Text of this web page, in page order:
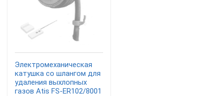
Электромеханическая
катушка со шлангом для
удаления выхлопных
газов Atis FS-ER102/8001